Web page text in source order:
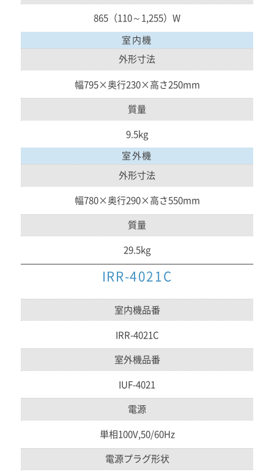
865（110～1,255）W
室内機
外形寸法
幅795×奥行230×高さ250mm
質量
9.5kg
室外機
外形寸法
幅780×奥行290×高さ550mm
質量
29.5kg
IRR-4021C
室内機品番
IRR-4021C
室外機品番
IUF-4021
電源
単相100V,50/60Hz
電源プラグ形状